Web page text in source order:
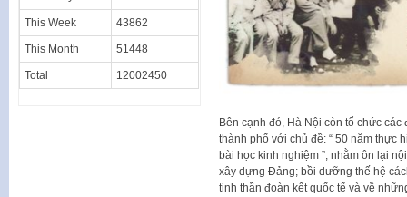
Bên cạnh đó, Hà Nội còn tổ chức
thành phố với chủ đề: “ 50 năm thực
bài học kinh nghiệm ”, nhằm ôn lại
xây dựng Đảng; bồi dưỡng thế hệ
tinh thần đoàn kết quốc tế và về
This Week 43862
This Month 51448
Total 12002450